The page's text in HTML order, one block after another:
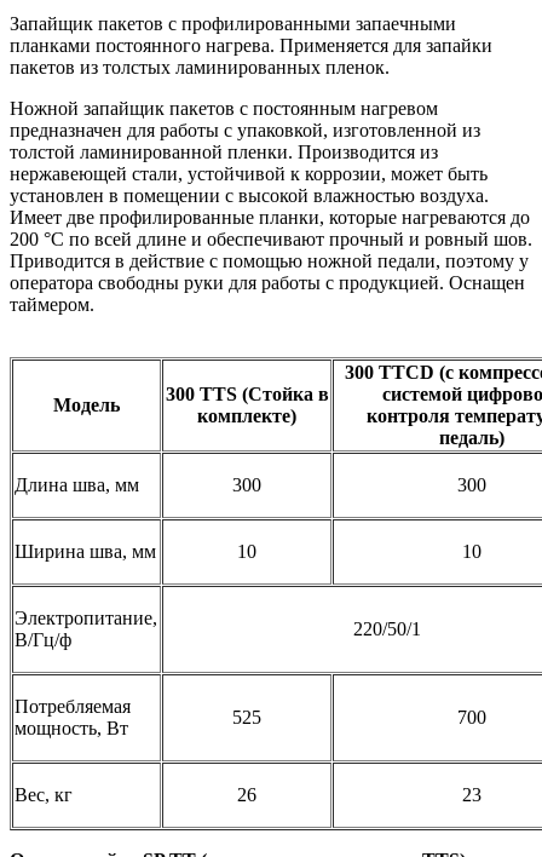
Запайщик пакетов с профилированными запаечными
планками постоянного нагрева. Применяется для запайки
пакетов из толстых ламинированных пленок.
Ножной запайщик пакетов с постоянным нагревом
предназначен для работы с упаковкой, изготовленной из
толстой ламинированной пленки. Производится из
нержавеющей стали, устойчивой к коррозии, может быть
установлен в помещении с высокой влажностью воздуха.
Имеет две профилированные планки, которые нагреваются до
200 °C по всей длине и обеспечивают прочный и ровный шов.
Приводится в действие с помощью ножной педали, поэтому у
оператора свободны руки для работы с продукцией. Оснащен
таймером.
Модель
300 TTS (Стойка в
комплекте)
300 TTCD (с
системой
контроля
педаль)
Длина шва, мм 300 300
Ширина шва, мм 10 10
Электропитание,
В/Гц/ф
220/50/1
Потребляемая
мощность, Вт
525 700
Вес, кг 26 23